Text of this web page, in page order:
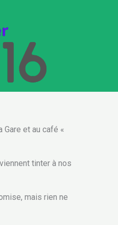
et au café «
tinter à nos
mais rien ne